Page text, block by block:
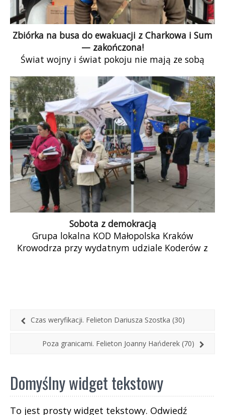
Zbiórka na busa do ewakuacji z Charkowa i Sum
— zakończona!
Świat wojny i świat pokoju nie mają ze sobą
Zbieramy na zakup sprawnego samochodu, który
umożliwi kontynuowanie misji.
Sobota z demokracją
Grupa lokalna KOD Małopolska Kraków
Krowodrza przy wydatnym udziale Koderów z
Czas weryfikacji. Felieton Dariusza Szostka (30)
Poza granicami. Felieton Joanny Hańderek (70)
Domyślny widget tekstowy
To jest prosty widget tekstowy. Odwiedź